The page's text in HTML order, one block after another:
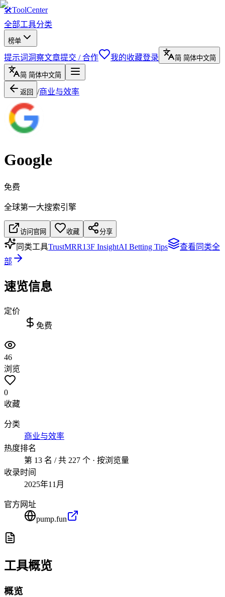
🛠ToolCenter
全部工具分类
榜单
提示词洞察文章提交 / 合作 我的收藏登录 简 简体中文简
简 简体中文简
返回 /商业与效率
Google
免费
全球第一大搜索引擎
访问官网 收藏 分享
同类工具TrustMRR13F InsightAI Betting Tips
查看同类全
部
速览信息
定价
免费
46
浏览
0
收藏
分类
商业与效率
热度排名
第 13 名 / 共 227 个 · 按浏览量
收录时间
2025年11月
官方网址
pump.fun
工具概览
概览